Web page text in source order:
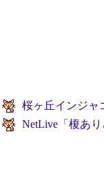
桜ヶ丘インジャ
NetLive「榎あ